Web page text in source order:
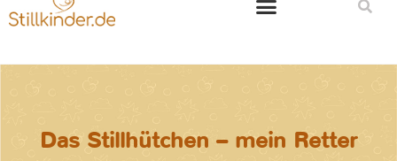
Das Stillhütchen – mein Retter